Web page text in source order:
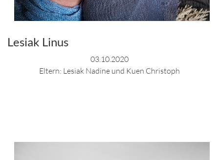
Lesiak Linus
03.10.2020
Eltern: Lesiak Nadine und Kuen Christoph